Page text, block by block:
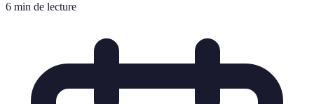
6 min de lecture